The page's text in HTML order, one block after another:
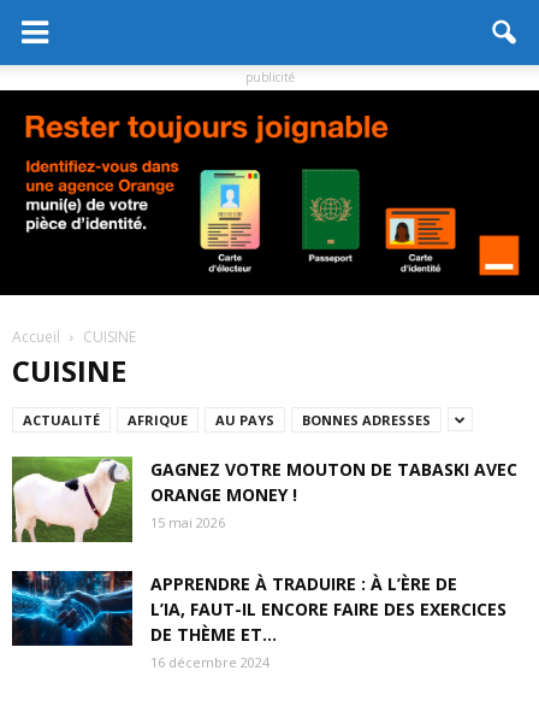
publicité
Accueil CUISINE
CUISINE
ACTUALITÉ AFRIQUE AU PAYS BONNES ADRESSES
GAGNEZ VOTRE MOUTON DE TABASKI AVEC
ORANGE MONEY !
15 mai 2026
APPRENDRE À TRADUIRE : À L’ÈRE DE
L’IA, FAUT-IL ENCORE FAIRE DES EXERCICES
DE THÈME ET...
16 décembre 2024